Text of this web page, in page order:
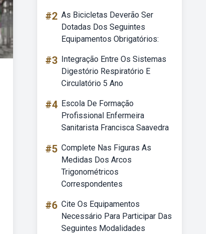
#2 As Bicicletas Deverão Ser
Dotadas Dos Seguintes
Equipamentos Obrigatórios:
#3 Integração Entre Os Sistemas
Digestório Respiratório E
Circulatório 5 Ano
#4 Escola De Formação
Profissional Enfermeira
Sanitarista Francisca Saavedra
#5 Complete Nas Figuras As
Medidas Dos Arcos
Trigonométricos
Correspondentes
#6 Cite Os Equipamentos
Necessário Para Participar Das
Seguintes Modalidades